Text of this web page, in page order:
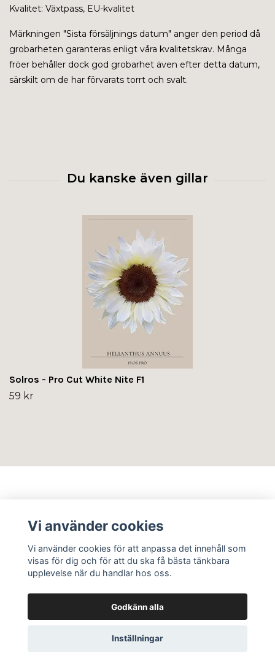
Kvalitet: Växtpass, EU-kvalitet
Märkningen "Sista försäljnings datum" anger den period då
grobarheten garanteras enligt våra kvalitetskrav. Många
fröer behåller dock god grobarhet även efter detta datum,
särskilt om de har förvarats torrt och svalt.
Solros - Pro Cut White Nite F1
59 kr
Sociala medier
© 2026 Flos Frö AB
Vi använder cookies
Vi använder cookies för att anpassa det innehåll som
visas för dig och för att du ska få bästa tänkbara
upplevelse när du handlar hos oss.
Godkänn alla
Inställningar